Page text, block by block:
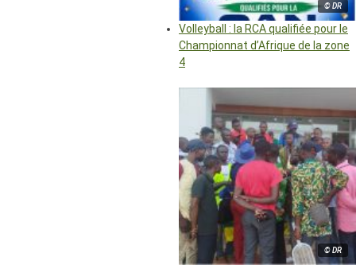
© DR
Volleyball : la RCA qualifiée pour le
Championnat d’Afrique de la zone
4
© DR